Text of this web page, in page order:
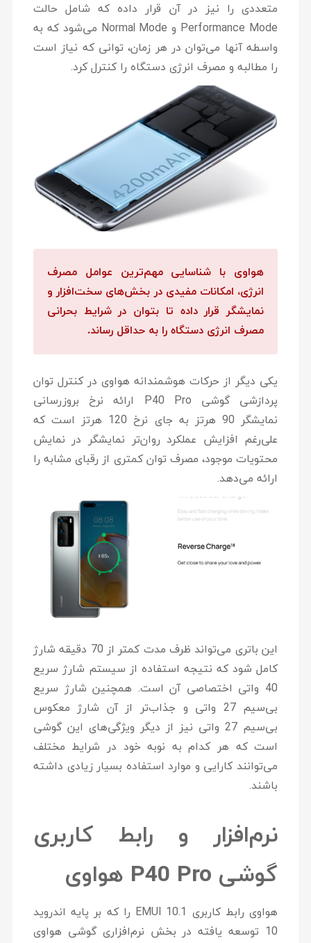
متعددی را نیز در آن قرار داده که شامل حالت
Performance Mode و Normal Mode می‌شود که به
واسطه آنها می‌توان در هر زمان، توانی که نیاز است
را مطالبه و مصرف انرژی دستگاه را کنترل کرد.
هواوی با شناسایی مهم‌ترین عوامل مصرف
انرژی، امکانات مفیدی در بخش‌های سخت‌افزار و
نمایشگر قرار داده تا بتوان در شرایط بحرانی
مصرف انرژی دستگاه را به حداقل رساند.
یکی دیگر از حرکات هوشمندانه هواوی در کنترل توان
پردازشی گوشی P40 Pro ارائه نرخ بروزرسانی
نمایشگر 90 هرتز به جای نرخ 120 هرتز است که
علی‌رغم افزایش عملکرد روان‌تر نمایشگر در نمایش
محتویات موجود، مصرف توان کمتری از رقبای مشابه را
ارائه می‌دهد.
این باتری می‌تواند ظرف مدت کمتر از 70 دقیقه شارژ
کامل شود که نتیجه استفاده از سیستم شارژ سریع
40 واتی اختصاصی آن است. همچنین شارژ سریع
بی‌سیم 27 واتی و جذاب‌تر از آن شارژ معکوس
بی‌سیم 27 واتی نیز از دیگر ویژگی‌های این گوشی
است که هر کدام به نوبه خود در شرایط مختلف
می‌توانند کارایی و موارد استفاده بسیار زیادی داشته
باشند.
نرم‌افزار و رابط کاربری
گوشی P40 Pro هواوی
هواوی رابط کاربری EMUI 10.1 را که بر پایه اندروید
10 توسعه یافته در بخش نرم‌افزاری گوشی هواوی